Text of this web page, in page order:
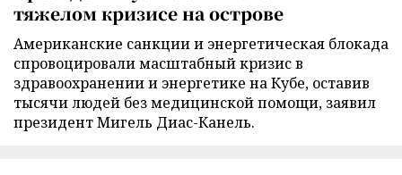
тяжелом кризисе на острове
Американские санкции и энергетическая блокада
спровоцировали масштабный кризис в
здравоохранении и энергетике на Кубе, оставив
тысячи людей без медицинской помощи, заявил
президент Мигель Диас-Канель.